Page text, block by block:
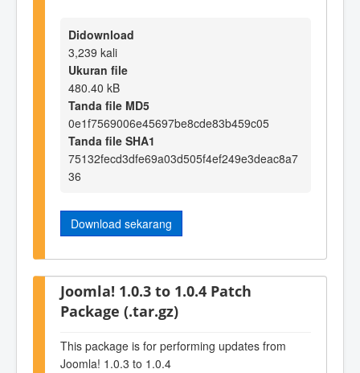
Didownload
3,239 kali
Ukuran file
480.40 kB
Tanda file MD5
0e1f7569006e45697be8cde83b459c05
Tanda file SHA1
75132fecd3dfe69a03d505f4ef249e3deac8a7
36
Download sekarang
Joomla! 1.0.3 to 1.0.4 Patch
Package (.tar.gz)
This package is for performing updates from
Joomla! 1.0.3 to 1.0.4